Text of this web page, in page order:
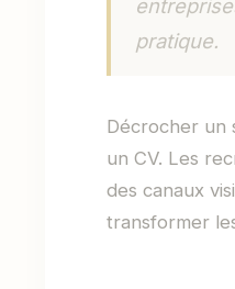
pratique.
Décrocher un
un CV. Les
des canaux
transformer